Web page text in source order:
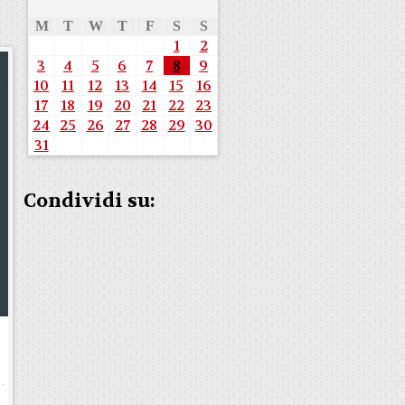
M T W T F S S
1
2
3
4 5 6 7 8
9
10
11 12 13 14 15
16
17
18 19 20 21 22
23
24
25 26 27 28 29 30
31
Condividi su: